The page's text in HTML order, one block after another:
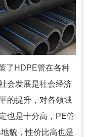
了HDPE管在各种
会发展是社会经济
的提升，对各领域
也是十分高，PE管
貌，性价比高也是